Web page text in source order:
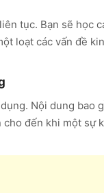
tục. Bạn sẽ học
loạt các vấn đề
Nội dung bao
đến khi một sự